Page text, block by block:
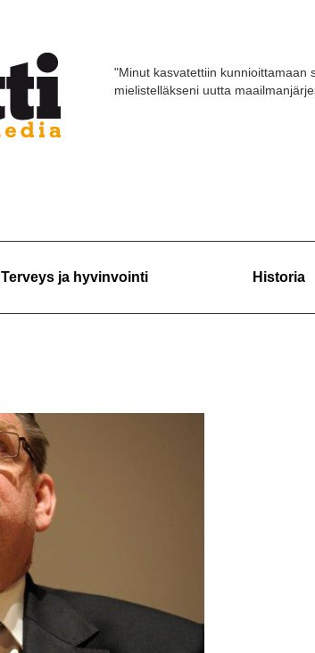
"Minut kasvatettiin kunnioittamaan
mielistelläkseni uutta
Terveys ja hyvinvointi Historia